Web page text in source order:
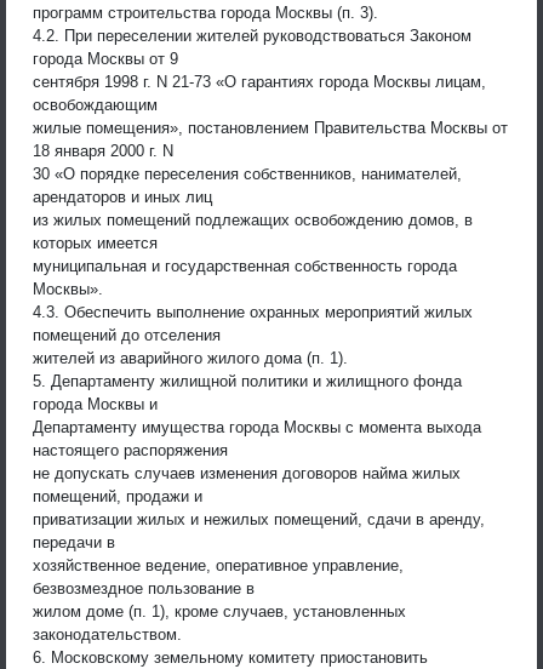
программ строительства города Москвы (п. 3).
4.2. При переселении жителей руководствоваться Законом
города Москвы от 9
сентября 1998 г. N 21-73 «О гарантиях города Москвы лицам,
освобождающим
жилые помещения», постановлением Правительства Москвы от
18 января 2000 г. N
30 «О порядке переселения собственников, нанимателей,
арендаторов и иных лиц
из жилых помещений подлежащих освобождению домов, в
которых имеется
муниципальная и государственная собственность города
Москвы».
4.3. Обеспечить выполнение охранных мероприятий жилых
помещений до отселения
жителей из аварийного жилого дома (п. 1).
5. Департаменту жилищной политики и жилищного фонда
города Москвы и
Департаменту имущества города Москвы с момента выхода
настоящего распоряжения
не допускать случаев изменения договоров найма жилых
помещений, продажи и
приватизации жилых и нежилых помещений, сдачи в аренду,
передачи в
хозяйственное ведение, оперативное управление,
безвозмездное пользование в
жилом доме (п. 1), кроме случаев, установленных
законодательством.
6. Московскому земельному комитету приостановить